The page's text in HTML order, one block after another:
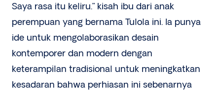
Saya rasa itu keliru.” kisah ibu dari anak
perempuan yang bernama Tulola ini. Ia punya
ide untuk mengolaborasikan desain
kontemporer dan modern dengan
keterampilan tradisional untuk meningkatkan
kesadaran bahwa perhiasan ini sebenarnya